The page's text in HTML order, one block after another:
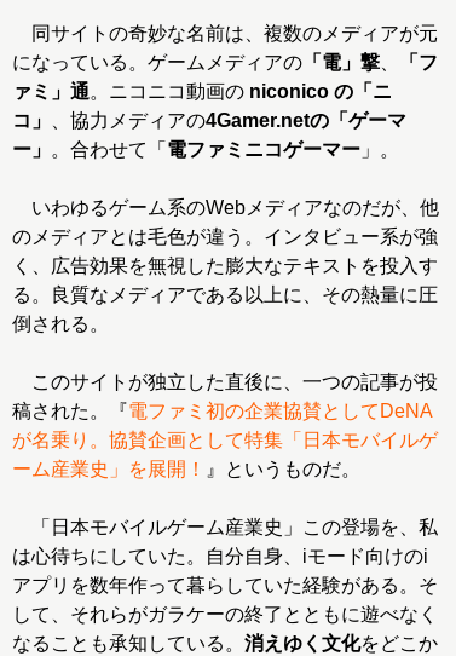
同サイトの奇妙な名前は、複数のメディアが元
になっている。ゲームメディアの 「電」撃
「フ
ァミ」通。ニコニコ動画の niconico の「ニ
コ」
、協力メディアの4Gamer.netの「ゲーマ
ー」 。合わせて「 電ファミニコゲーマー 」。
いわゆるゲーム系のWebメディアなのだが、他
のメディアとは毛色が違う。インタビュー系が強
く、広告効果を無視した膨大なテキストを投入す
る。良質なメディアである以上に、その熱量に圧
倒される。
このサイトが独立した直後に、一つの記事が投
稿された。『電ファミ初の企業協賛としてDeNA
が名乗り。協賛企画として特集「日本モバイルゲ
ーム産業史」を展開！
』というものだ。
「日本モバイルゲーム産業史」この登場を、私
は心待ちにしていた。自分自身、iモード向けのi
アプリを数年作って暮らしていた経験がある。そ
して、それらがガラケーの終了とともに遊べなく
なることも承知している。 消えゆく文化をどこか